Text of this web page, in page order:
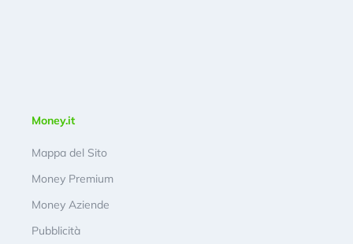
Money.it
Mappa del Sito
Money Premium
Money Aziende
Pubblicità